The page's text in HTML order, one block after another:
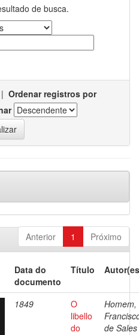
de busca.
| Ordenar registros por
Anterior 1 Próximo
Data do
documento
Título
1849
O
libello
do
Homem,
de Sales